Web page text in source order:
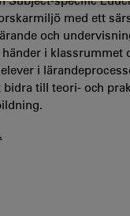
med ett
och
i klassrummet
i
till teori- och